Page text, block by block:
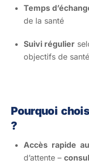
Temps
de la santé
Suivi régulier
objectifs de santé
Pourquoi
?
Accès rapide
d’attente –